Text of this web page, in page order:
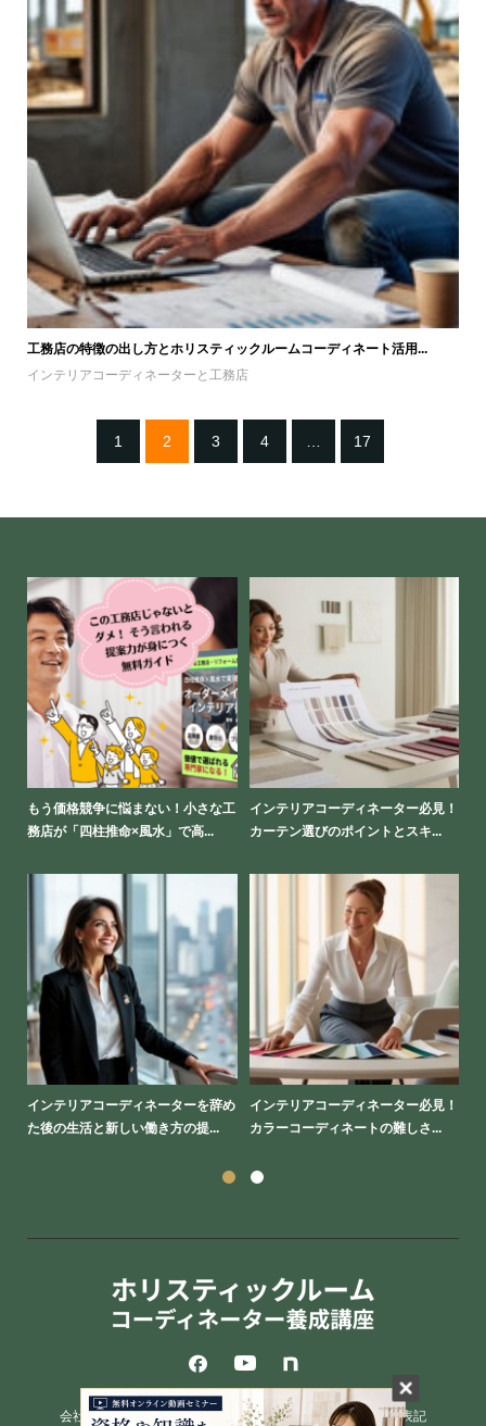
工務店の特徴の出し方とホリスティックルームコーディネート活用...
インテリアコーディネーターと工務店
1 2 3 4 17
もう価格競争に悩まない！小さな工
務店が「四柱推命×風水」で高...
インテリアコーディネーター必見！
カーテン選びのポイントとスキ...
インテリアコーディネーターを辞め
た後の生活と新しい働き方の提...
インテリアコーディネーター必見！
カラーコーディネートの難しさ...
会社案内 プライバシーポリシー 特定商取引に基づく表記